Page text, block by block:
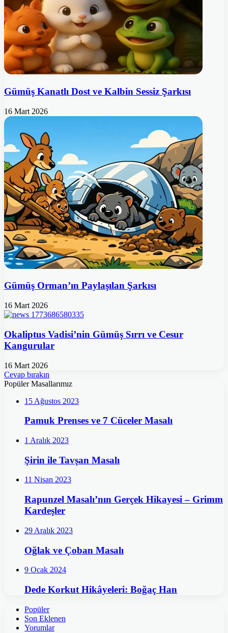
Gümüş Kanatlı Dost ve Kalbin Sessiz Şarkısı
16 Mart 2026
Gümüş Orman’ın Paylaşılan Şarkısı
16 Mart 2026
Okaliptus Vadisi’nin Gümüş Sırrı ve Cesur
Kangurular
16 Mart 2026
Cevap bırakın
Popüler Masallarımız
15 Ağustos 2023
Pamuk Prenses ve 7 Cüceler Masalı
1 Aralık 2023
Şirin ile Tavşan Masalı
11 Nisan 2023
Rapunzel Masalı’nın Gerçek Hikayesi – Grimm
Kardeşler
29 Aralık 2023
Oğlak ve Çoban Masalı
9 Ocak 2024
Dede Korkut Hikâyeleri: Boğaç Han
Popüler
Son Eklenen
Yorumlar